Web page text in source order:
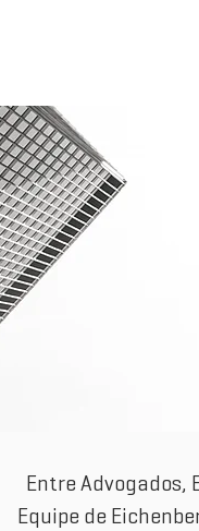
Entre
Equipe de